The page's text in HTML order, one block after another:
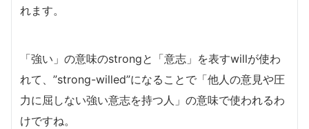
れます。
「強い」の意味のstrongと「意志」を表すwillが使わ
れて、”strong-willed”になることで「他人の意見や圧
力に屈しない強い意志を持つ人」の意味で使われるわ
けですね。